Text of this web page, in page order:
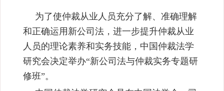
为了使仲裁从业人员充分了解、准确理解
和正确运用新公司法，进一步提升仲裁从业
人员的理论素养和实务技能，中国仲裁法学
研究会决定举办“新公司法与仲裁实务专题研
修班”。